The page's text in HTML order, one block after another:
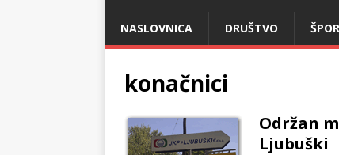
NASLOVNICA DRUŠTVO
konačnici
Održan
Ljubuški